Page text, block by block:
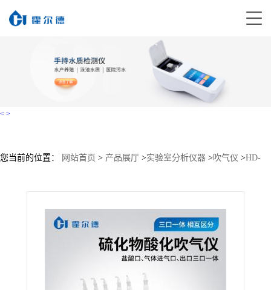
< >
您当前的位置： 网站首页 > 产品展厅 >实验室分析仪器 >吹气仪 >HD-